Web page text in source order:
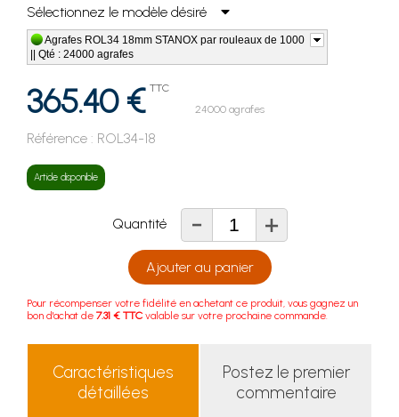
Sélectionnez le modèle désiré
Agrafes ROL34 18mm STANOX par rouleaux de 1000
|| Qté : 24000 agrafes
365.40 € TTC
24000 agrafes
Référence : ROL34-18
Article disponible
Quantité - +
Ajouter au panier
Pour récompenser votre fidélité en achetant ce produit, vous gagnez un
bon d'achat de 7.31 € TTC valable sur votre prochaine commande.
Caractéristiques
détaillées
Postez le premier
commentaire